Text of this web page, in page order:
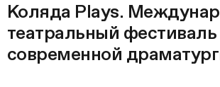
Коляда Plays.
театральный фестиваль
современной